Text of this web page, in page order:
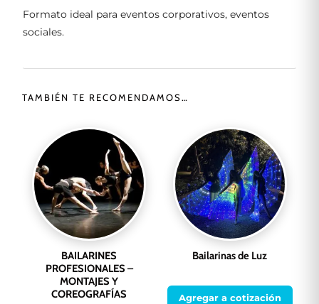
Formato ideal para eventos corporativos, eventos
sociales.
TAMBIÉN TE RECOMENDAMOS…
BAILARINES
PROFESIONALES –
MONTAJES Y
COREOGRAFÍAS
Bailarinas de Luz
Agregar a cotización